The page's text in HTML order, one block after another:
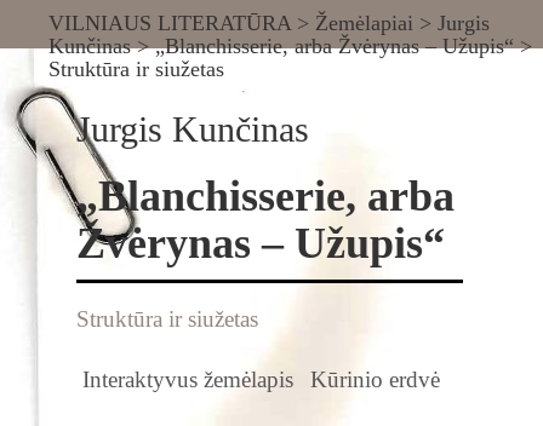
VILNIAUS LITERATŪRA> Žemėlapiai >Jurgis
Kunčinas>„Blanchisserie, arba Žvėrynas – Užupis“>
Struktūra ir siužetas
Jurgis Kunčinas
„Blanchisserie, arba
Žvėrynas – Užupis“
Struktūra ir siužetas
Interaktyvus žemėlapis Kūrinio erdvė